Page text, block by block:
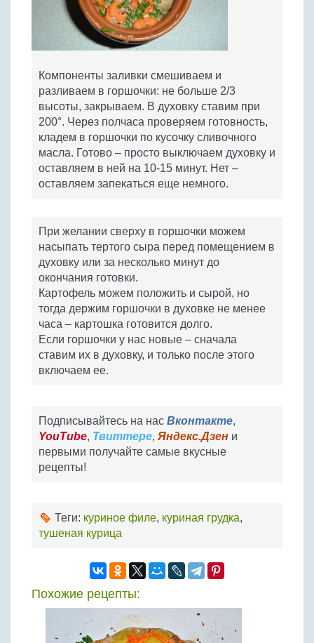
Компоненты заливки смешиваем и
разливаем в горшочки: не больше 2/3
высоты, закрываем. В духовку ставим при
200°. Через полчаса проверяем готовность,
кладем в горшочки по кусочку сливочного
масла. Готово – просто выключаем духовку и
оставляем в ней на 10-15 минут. Нет –
оставляем запекаться еще немного.
При желании сверху в горшочки можем
насыпать тертого сыра перед помещением в
духовку или за несколько минут до
окончания готовки.
Картофель можем положить и сырой, но
тогда держим горшочки в духовке не менее
часа – картошка готовится долго.
Если горшочки у нас новые – сначала
ставим их в духовку, и только после этого
включаем ее.
Подписывайтесь на нас Вконтакте,
YouTube, Твиттере, Яндекс.Дзен и
первыми получайте самые вкусные
рецепты!
Теги: куриное филе, куриная грудка,
тушеная курица
Похожие рецепты: